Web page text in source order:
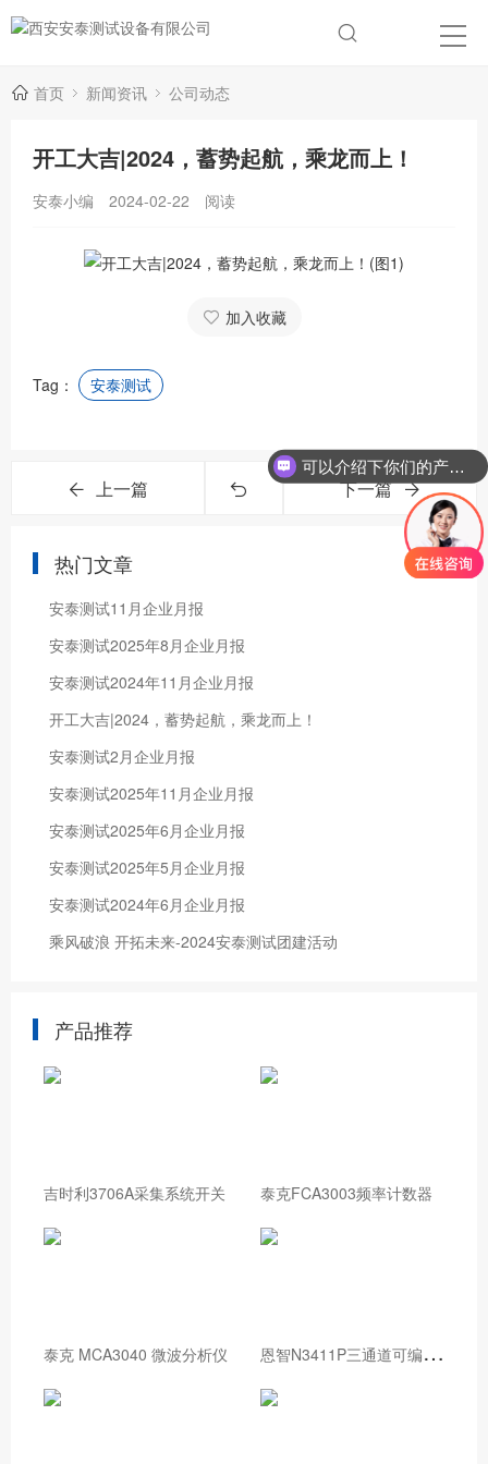
首页 新闻资讯 公司动态
开工大吉|2024，蓄势起航，乘龙而上！
安泰小编 2024-02-22 阅读
加入收藏
Tag： 安泰测试
上一篇 下一篇
热门文章
安泰测试11月企业月报
安泰测试2025年8月企业月报
安泰测试2024年11月企业月报
开工大吉|2024，蓄势起航，乘龙而上！
安泰测试2月企业月报
安泰测试2025年11月企业月报
安泰测试2025年6月企业月报
安泰测试2025年5月企业月报
安泰测试2024年6月企业月报
乘风破浪 开拓未来-2024安泰测试团建活动
产品推荐
吉时利3706A采集系统开关 泰克FCA3003频率计数器
泰克 MCA3040 微波分析仪 恩
智N3411P三通道可编程直流电源
可以介绍下你们的产品么？